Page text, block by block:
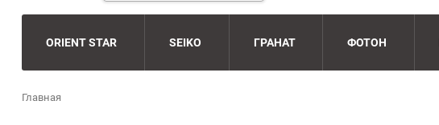
ORIENT STAR SEIKO ГРАНАТ ФОТОН
Главная